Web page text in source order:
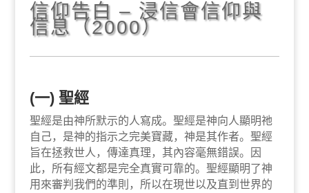
信仰告白 – 浸信會信仰與
信息（2000）
(一) 聖經
聖經是由神所默示的人寫成。聖經是神向人顯明祂
自己，是神的指示之完美寶藏，神是其作者。聖經
旨在拯救世人，傳達真理，其內容毫無錯誤。因
此，所有經文都是完全真實可靠的。聖經顯明了神
用來審判我們的準則，所以在現世以及直到世界的